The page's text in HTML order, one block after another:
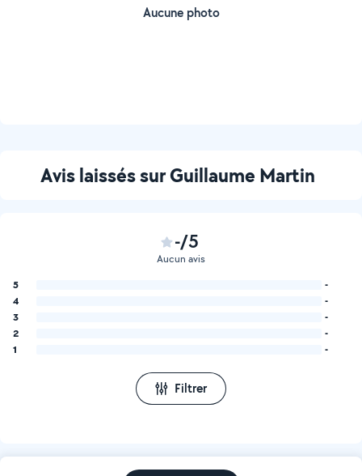
Aucune photo
Avis laissés sur Guillaume Martin
-/5
Aucun avis
5
-
4
-
3
-
2
-
1
-
Filtrer